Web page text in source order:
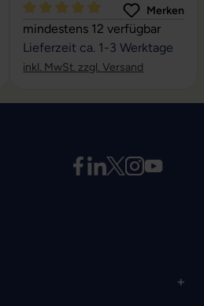
Durchschnittliche Bewertung
Merken
mindestens 12 verfügbar
Lieferzeit ca. 1-3 Werktage
inkl. MwSt. zzgl. Versand